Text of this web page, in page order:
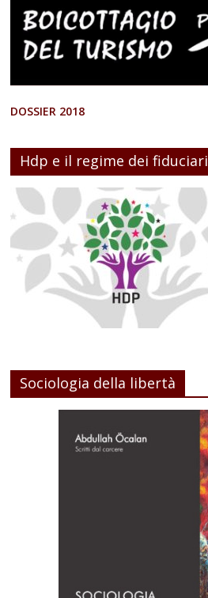
DOSSIER 2018
Hdp e il regime dei fiduciari
Sociologia della libertà